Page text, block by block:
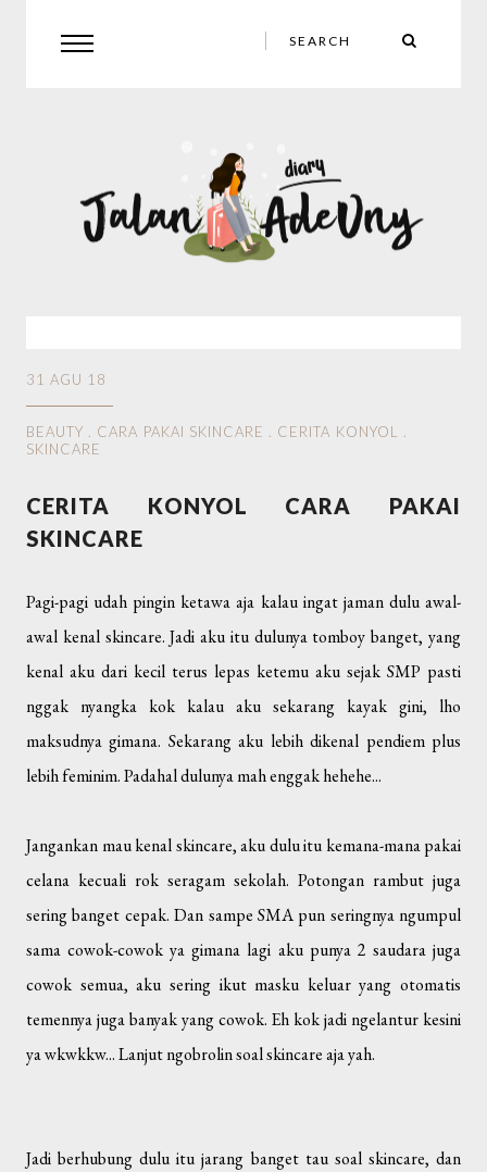
31 AGU 18
BEAUTY . CARA PAKAI SKINCARE . CERITA KONYOL .
SKINCARE
CERITA KONYOL CARA PAKAI
SKINCARE
Pagi-pagi udah pingin ketawa aja kalau ingat jaman dulu awal-
awal kenal skincare. Jadi aku itu dulunya tomboy banget, yang
kenal aku dari kecil terus lepas ketemu aku sejak SMP pasti
nggak nyangka kok kalau aku sekarang kayak gini, lho
maksudnya gimana. Sekarang aku lebih dikenal pendiem plus
lebih feminim. Padahal dulunya mah enggak hehehe...
Jangankan mau kenal skincare, aku dulu itu kemana-mana pakai
celana kecuali rok seragam sekolah. Potongan rambut juga
sering banget cepak. Dan sampe SMA pun seringnya ngumpul
sama cowok-cowok ya gimana lagi aku punya 2 saudara juga
cowok semua, aku sering ikut masku keluar yang otomatis
temennya juga banyak yang cowok. Eh kok jadi ngelantur kesini
ya wkwkkw... Lanjut ngobrolin soal skincare aja yah.
Jadi berhubung dulu itu jarang banget tau soal skincare, dan